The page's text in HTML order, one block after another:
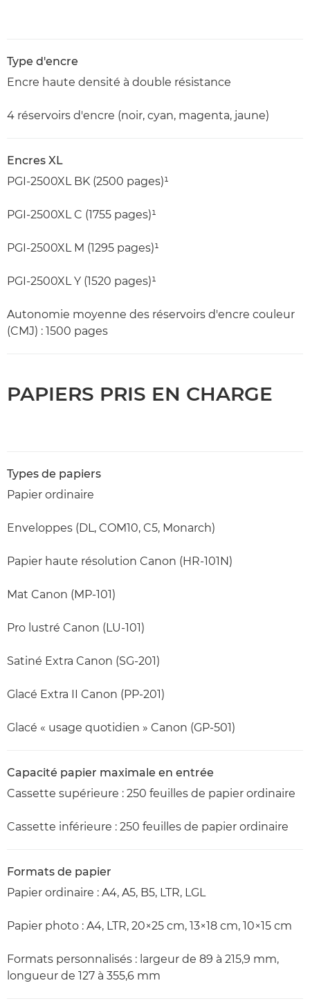
Type d'encre
Encre haute densité à double résistance
4 réservoirs d'encre (noir, cyan, magenta, jaune)
Encres XL
PGI-2500XL BK (2500 pages)¹
PGI-2500XL C (1755 pages)¹
PGI-2500XL M (1295 pages)¹
PGI-2500XL Y (1520 pages)¹
Autonomie moyenne des réservoirs d'encre couleur
(CMJ) : 1500 pages
PAPIERS PRIS EN CHARGE
Types de papiers
Papier ordinaire
Enveloppes (DL, COM10, C5, Monarch)
Papier haute résolution Canon (HR-101N)
Mat Canon (MP-101)
Pro lustré Canon (LU-101)
Satiné Extra Canon (SG-201)
Glacé Extra II Canon (PP-201)
Glacé « usage quotidien » Canon (GP-501)
Capacité papier maximale en entrée
Cassette supérieure : 250 feuilles de papier ordinaire
Cassette inférieure : 250 feuilles de papier ordinaire
Formats de papier
Papier ordinaire : A4, A5, B5, LTR, LGL
Papier photo : A4, LTR, 20×25 cm, 13×18 cm, 10×15 cm
Formats personnalisés : largeur de 89 à 215,9 mm,
longueur de 127 à 355,6 mm